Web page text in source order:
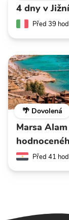
4 dny v
Před 39
🌴 Dovolená
Marsa
Před 41